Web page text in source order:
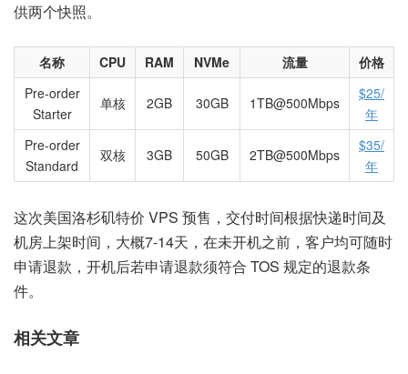
供两个快照。
名称 CPU RAM NVMe 流量
价格
Pre-order
Starter
单核 2GB 30GB 1TB@500Mbps
$25/
年
Pre-order
Standard
双核 3GB 50GB 2TB@500Mbps
$35/
年
这次美国洛杉矶特价 VPS 预售，交付时间根据快递时间及
机房上架时间，大概7-14天，在未开机之前，客户均可随时
申请退款，开机后若申请退款须符合 TOS 规定的退款条
件。
相关文章